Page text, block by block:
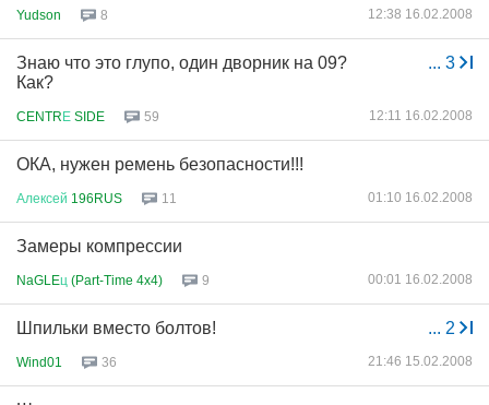
Yudson 8 12:38 16.02.2008
... 3
Знаю что это глупо, один дворник на 09?
Как?
CENTRЕ SIDE 59 12:11 16.02.2008
ОКА, нужен ремень безопасности!!!
Алексей 196RUS 11 01:10 16.02.2008
Замеры компрессии
NaGLEц (Part-Time 4x4) 9 00:01 16.02.2008
... 2
Шпильки вместо болтов!
Wind01 36 21:46 15.02.2008